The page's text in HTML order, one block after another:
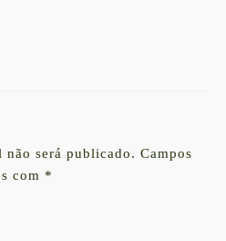
não será publicado. Campos
com *